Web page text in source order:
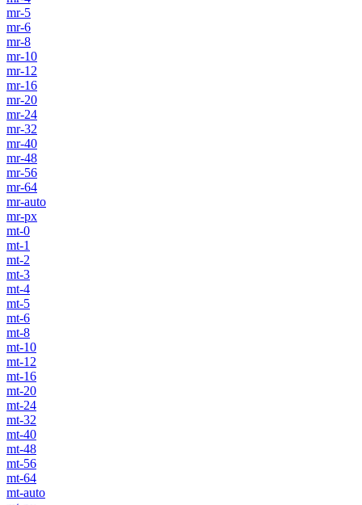
mr-5
mr-6
mr-8
mr-10
mr-12
mr-16
mr-20
mr-24
mr-32
mr-40
mr-48
mr-56
mr-64
mr-auto
mr-px
mt-0
mt-1
mt-2
mt-3
mt-4
mt-5
mt-6
mt-8
mt-10
mt-12
mt-16
mt-20
mt-24
mt-32
mt-40
mt-48
mt-56
mt-64
mt-auto